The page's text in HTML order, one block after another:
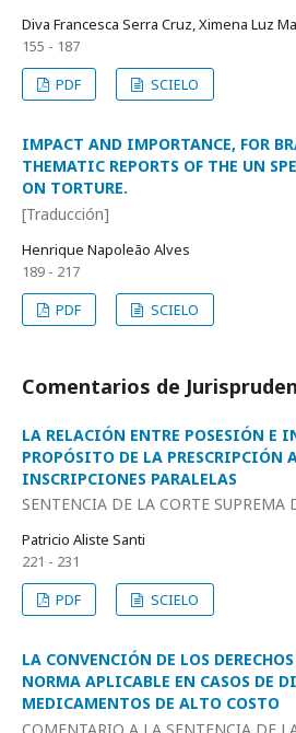
Diva Francesca Serra Cruz, Ximena Luz
155 - 187
PDF
SCIELO
IMPACT AND IMPORTANCE, FOR
THEMATIC REPORTS OF THE UN
ON TORTURE.
[Traducción]
Henrique Napoleão Alves
189 - 217
PDF
SCIELO
Comentarios de
LA RELACIÓN ENTRE POSESIÓN E
PROPÓSITO DE LA PRESCRIPCIÓN
INSCRIPCIONES PARALELAS
SENTENCIA DE LA CORTE SUPREMA
Patricio Aliste Santi
221 - 231
PDF
SCIELO
LA CONVENCIÓN DE LOS
NORMA APLICABLE EN CASOS DE
MEDICAMENTOS DE ALTO COSTO
COMENTARIO A LA SENTENCIA DE